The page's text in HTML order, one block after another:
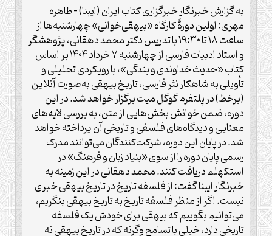
به گزارش خبرنگار خبرگزاری کتاب ایران (ایبنا) – طاهره
مهری: اولین دورۀ کارگاه «بیهقی‌خوانی» چهارشنبه‌ها از
ساعت ۱۸ تا ۱۹:۳۰ با تدریس دکتر محمد دهقانی، پژوهشگر
و استاد ادبیات فارسی از چهارشنبه ۷ خرداد ۱۴۰۴ بر اساس
کتاب «حدیث خداوندی و بندگی»، با رویکردی تحلیلی و
تأویلی به شاهکار نثر فارسی، تاریخ بیهقی به‌صورت آنلاین
(برخط) در پلتفرم گوگل میت برگزار خواهد شد. در این
دوره، ضمن خوانش بخش‌هایی از متن، به بررسی لایه‌های
معنایی و دیدگاه‌های فلسفی و تاریخی آن پرداخته خواهد
شد. در پایان این دوره، شرکت‌کنندگان می‌توانند مدرک
رسمی پایان دوره را از سوی «بنیاد زبان و فرهنگ» در
استکهلم دریافت کنند. محمد دهقانی در این زمینه به
خبرنگار ایبنا گفت: از فلسفه تاریخ در تاریخ بیهقی خبری
نیست. اگر از منظر فلسفه تاریخ به تاریخ بیهقی بنگریم،
می‌توانیم بگوییم که بیهقی برای خودش یک فلسفه
تاریخی دارد، خیلی با تسامح وگرنه که در تاریخ بیهقی نه